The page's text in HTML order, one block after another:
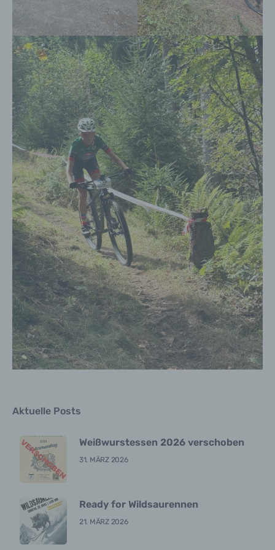
Aktuelle Posts
Weißwurstessen 2026 verschoben
31. MÄRZ 2026
Ready for Wildsaurennen
21. MÄRZ 2026
Person beziehen, zu bewerten, insbesondere,
um Aspekte bezüglich Arbeitsleistung,
wirtschaftlicher Lage, Gesundheit, persönlicher
Vorlieben, Interessen, Zuverlässigkeit,
Verhalten, Aufenthaltsort oder Ortswechsel
dieser natürlichen Person zu analysieren oder
vorherzusagen.
f) Pseudonymisierung
Pseudonymisierung ist die Verarbeitung
personenbezogener Daten in einer Weise, auf
welche die personenbezogenen Daten ohne
Hinzuziehung zusätzlicher Informationen nicht
mehr einer spezifischen betroffenen Person
zugeordnet werden können, sofern diese
zusätzlichen Informationen gesondert
aufbewahrt werden und technischen und
organisatorischen Maßnahmen unterliegen, die
gewährleisten, dass die personenbezogenen
Daten nicht einer identifizierten oder
identifizierbaren natürlichen Person zugewiesen
werden.
g) Verantwortlicher oder für die
Verarbeitung Verantwortlicher
Verantwortlicher oder für die Verarbeitung
Verantwortlicher ist die natürliche oder
juristische Person, Behörde, Einrichtung oder
andere Stelle, die allein oder gemeinsam mit
anderen über die Zwecke und Mittel der
Verarbeitung durch das Unionsrecht oder das
der Verantwortliche beziehungsweise können
die bestimmten Kriterien seiner Benennung
nach dem Unionsrecht oder dem Recht der
Mitgliedstaaten vorgesehen werden.
Auftragsverarbeiter ist eine natürliche oder
juristische Person, Behörde, Einrichtung oder
andere Stelle, die personenbezogene Daten im
Auftrag des Verantwortlichen verarbeitet.